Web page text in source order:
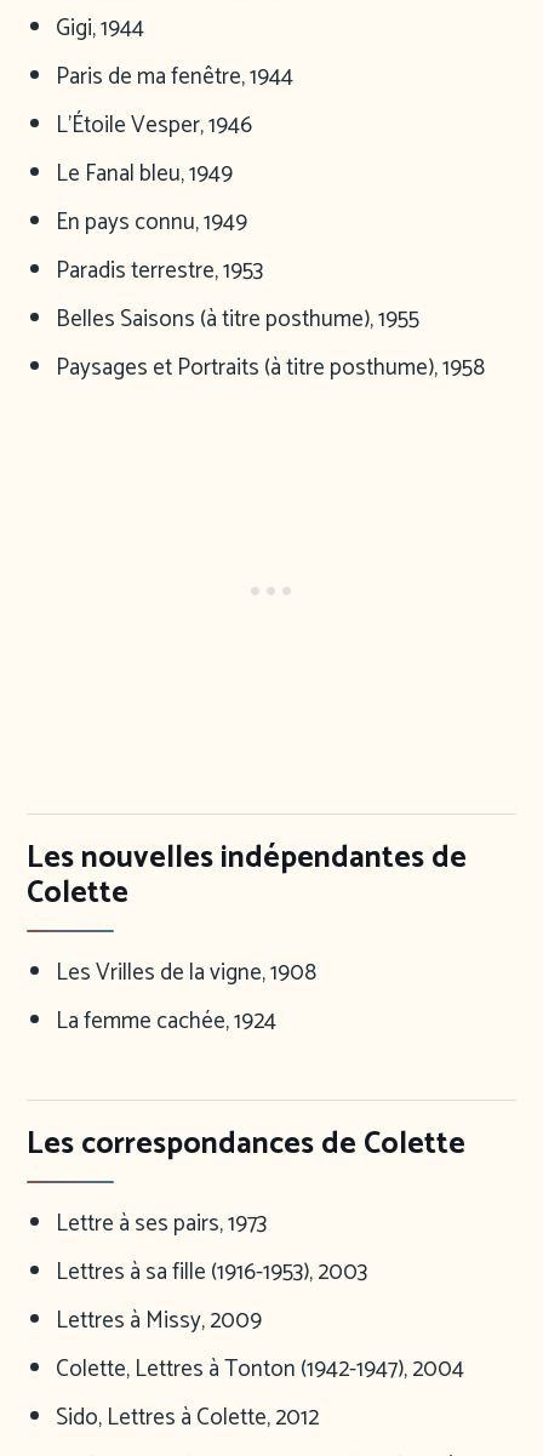
Gigi, 1944
Paris de ma fenêtre, 1944
L’Étoile Vesper, 1946
Le Fanal bleu, 1949
En pays connu, 1949
Paradis terrestre, 1953
Belles Saisons (à titre posthume), 1955
Paysages et Portraits (à titre posthume), 1958
Les nouvelles indépendantes de
Colette
Les Vrilles de la vigne, 1908
La femme cachée, 1924
Les correspondances de Colette
Lettre à ses pairs, 1973
Lettres à sa fille (1916-1953), 2003
Lettres à Missy, 2009
Colette, Lettres à Tonton (1942-1947), 2004
Sido, Lettres à Colette, 2012